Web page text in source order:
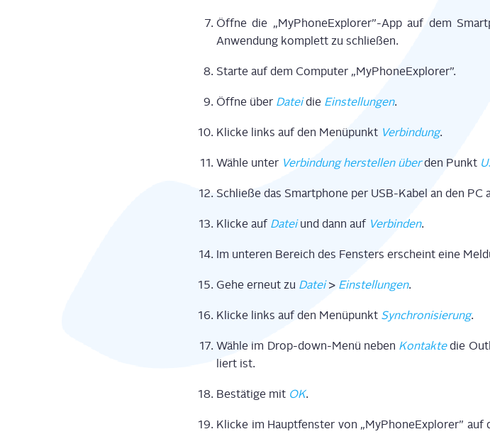
Öff­ne die „MyPhoneExplorer”-App auf dem
Anwen­dung kom­plett zu schließen.
Star­te auf dem Com­pu­ter „MyPho­ne­Ex­plo­rer”.
Öff­ne über Datei die Ein­stel­lun­gen.
Kli­cke links auf den Menü­punkt Ver­bin­dung.
Wäh­le unter Ver­bin­dung her­stel­len überden Punkt
Schlie­ße das Smart­phone per USB-Kabel an den PC
Kli­cke auf Datei und dann auf Ver­bin­den.
Im unte­ren Bereich des Fens­ters erscheint eine
Gehe erneut zu Datei > Ein­stel­lun­gen.
Kli­cke links auf den Menü­punkt Syn­chro­ni­sie­rung.
Wäh­le im Drop-down-Menü neben Kon­tak­te die
liert ist.
Bestä­ti­ge mit OK.
Kli­cke im Haupt­fens­ter von „MyPho­ne­Ex­plo­rer”